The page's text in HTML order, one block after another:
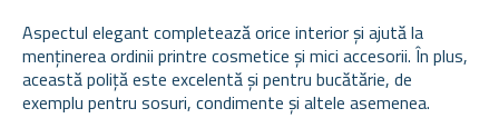
Aspectul elegant completează orice interior și ajută la
menținerea ordinii printre cosmetice și mici accesorii. În plus,
această poliță este excelentă și pentru bucătărie, de
exemplu pentru sosuri, condimente și altele asemenea.